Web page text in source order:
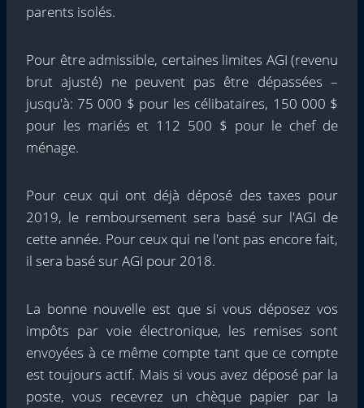
parents isolés.
Pour être admissible, certaines limites AGI (revenu
brut ajusté) ne peuvent pas être dépassées –
jusqu'à: 75 000 $ pour les célibataires, 150 000 $
pour les mariés et 112 500 $ pour le chef de
ménage.
Pour ceux qui ont déjà déposé des taxes pour
2019, le remboursement sera basé sur l'AGI de
cette année. Pour ceux qui ne l'ont pas encore fait,
il sera basé sur AGI pour 2018.
La bonne nouvelle est que si vous déposez vos
impôts par voie électronique, les remises sont
envoyées à ce même compte tant que ce compte
est toujours actif. Mais si vous avez déposé par la
poste, vous recevrez un chèque papier par la